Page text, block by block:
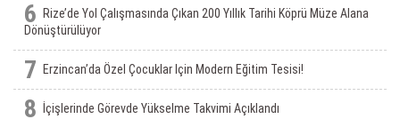
6
Rize’de Yol Çalışmasında Çıkan 200 Yıllık Tarihi Köprü Müze Alana
Dönüştürülüyor
7 Erzincan’da Özel Çocuklar Için Modern Eğitim Tesisi!
8 İçişlerinde Görevde Yükselme Takvimi Açıklandı